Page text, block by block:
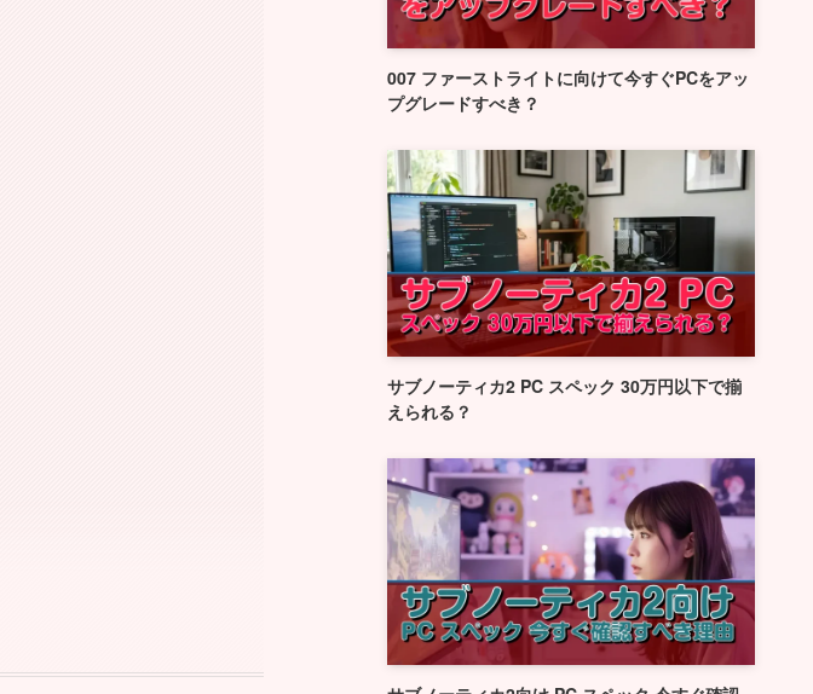
007 ファーストライトに向けて今すぐPCをアッ
プグレードすべき？
サブノーティカ2 PC スペック 30万円以下で揃
えられる？